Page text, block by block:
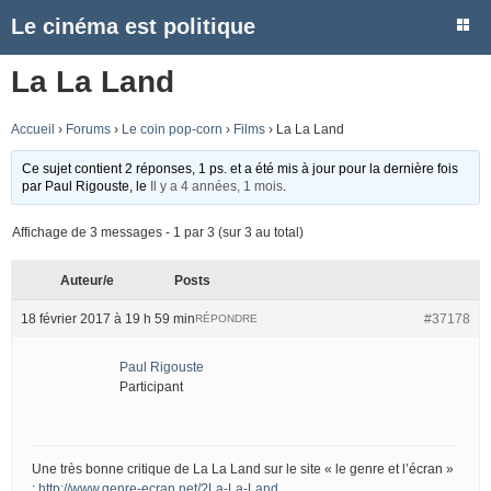
Le cinéma est politique
La La Land
Accueil › Forums › Le coin pop-corn › Films › La La Land
Ce sujet contient 2 réponses, 1 ps. et a été mis à jour pour la dernière fois
par Paul Rigouste , le Il y a 4 années, 1 mois
Affichage de 3 messages - 1 par 3 (sur 3 au total)
Auteur/e Posts
18 février 2017 à 19 h 59 min #37178
RÉPONDRE
Paul Rigouste
Participant
Une très bonne critique de La La Land sur le site « le genre et l’écran »